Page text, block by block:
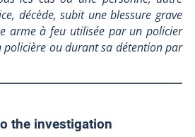
décède, subit une blessure grave
arme à feu utilisée par un policier
policière ou durant sa détention par
the investigation